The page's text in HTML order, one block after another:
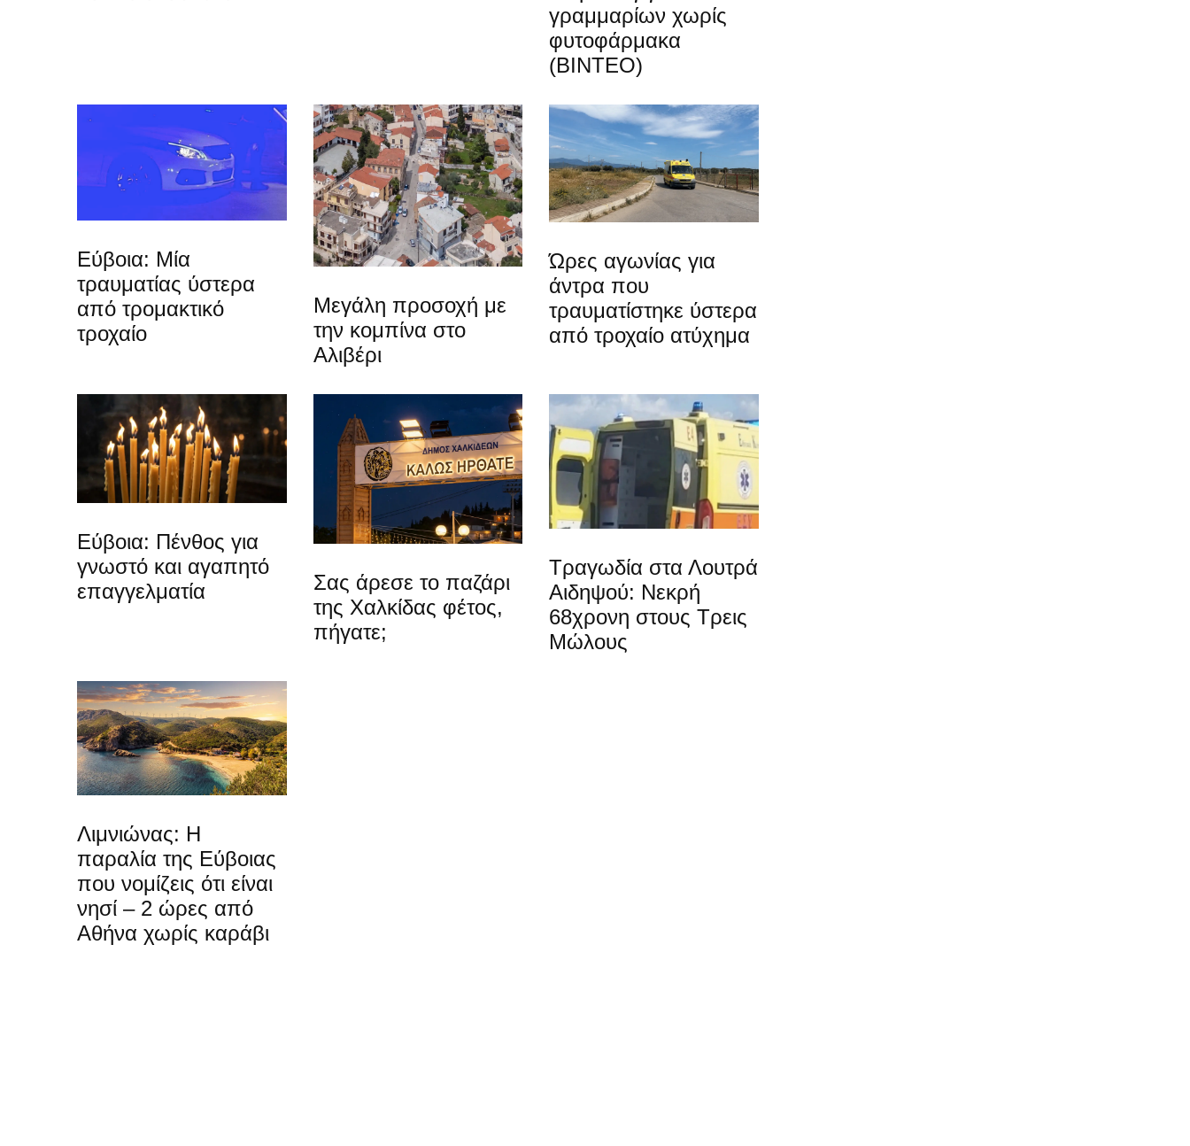
γραμμαρίων χωρίς
φυτοφάρμακα
(ΒΙΝΤΕΟ)
Εύβοια: Μία
τραυματίας ύστερα
από τρομακτικό
τροχαίο
Μεγάλη προσοχή με
την κομπίνα στο
Αλιβέρι
Ώρες αγωνίας για
άντρα που
τραυματίστηκε ύστερα
από τροχαίο ατύχημα
Εύβοια: Πένθος για
γνωστό και αγαπητό
επαγγελματία
Σας άρεσε το παζάρι
της Χαλκίδας φέτος,
πήγατε;
Τραγωδία στα Λουτρά
Αιδηψού: Νεκρή
68χρονη στους Τρεις
Μώλους
Λιμνιώνας: Η
παραλία της Εύβοιας
που νομίζεις ότι είναι
νησί – 2 ώρες από
Αθήνα χωρίς καράβι